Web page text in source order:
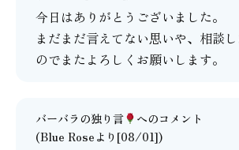
今日はありがとうございました。
まだまだ言えてない思いや、相談
のでまたよろしくお願いします。
バーバラの独り言
へのコメント
(Blue Roseより[08/01])